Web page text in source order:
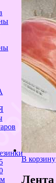
В корзину
Лента